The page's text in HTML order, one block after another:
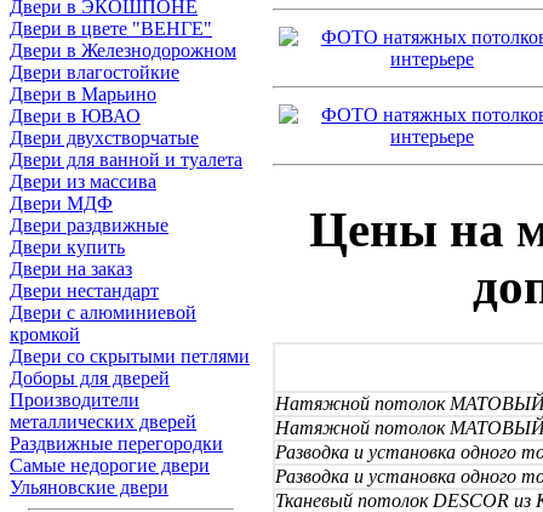
Двери в ЭКОШПОНЕ
Двери в цвете "ВЕНГЕ"
Двери в Железнодорожном
Двери влагостойкие
Двери в Марьино
Двери в ЮВАО
Двери двухстворчатые
Двери для ванной и туалета
Двери из массива
Двери МДФ
Двери раздвижные
Двери купить
Двери на заказ
Двери нестандарт
Двери с алюминиевой
кромкой
Двери со скрытыми петлями
Доборы для дверей
Производители
металлических дверей
Раздвижные перегородки
Самые недорогие двери
Ульяновские двери
Цены на
Натяжной потолок
Натяжной потолок
Разводка и установка одного
Разводка и установка одного
Тканевый потолок DESCOR